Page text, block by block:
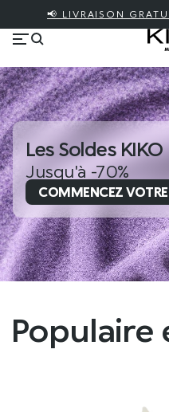
📢 LIVRAISON
Les Soldes KIKO
Jusqu'à -70%
COMMENCEZ
Populaire